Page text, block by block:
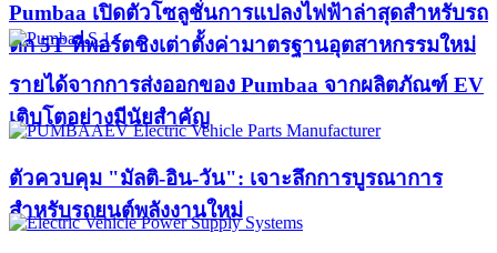
Pumbaa เปิดตัวโซลูชั่นการแปลงไฟฟ้าล่าสุดสำหรับรถ
ตัก 5T ที่พอร์ตชิงเต่าตั้งค่ามาตรฐานอุตสาหกรรมใหม่
รายได้จากการส่งออกของ Pumbaa จากผลิตภัณฑ์ EV
เติบโตอย่างมีนัยสำคัญ
ตัวควบคุม "มัลติ-อิน-วัน": เจาะลึกการบูรณาการ
สำหรับรถยนต์พลังงานใหม่